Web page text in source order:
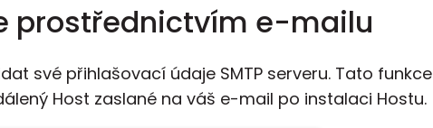
prostřednictvím e-mailu
své přihlašovací údaje SMTP serveru. Tato funkce
Host zaslané na váš e-mail po instalaci Hostu.